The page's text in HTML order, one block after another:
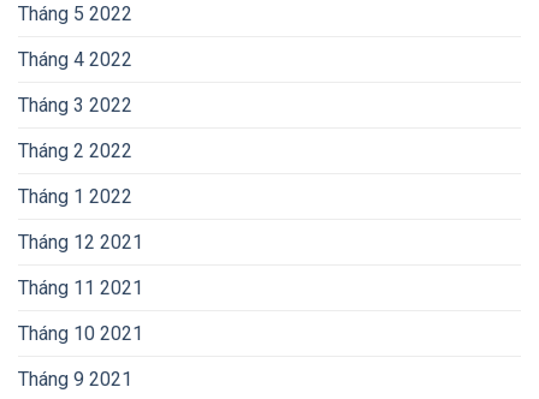
Tháng 5 2022
Tháng 4 2022
Tháng 3 2022
Tháng 2 2022
Tháng 1 2022
Tháng 12 2021
Tháng 11 2021
Tháng 10 2021
Tháng 9 2021